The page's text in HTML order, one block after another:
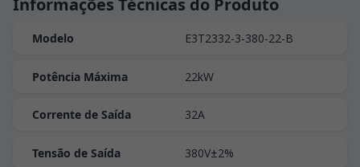
Informações Técnicas do Produto
Modelo E3T2332-3-380-22-B
Potência Máxima 22kW
Corrente de Saída 32A
Tensão de Saída 380V±2%